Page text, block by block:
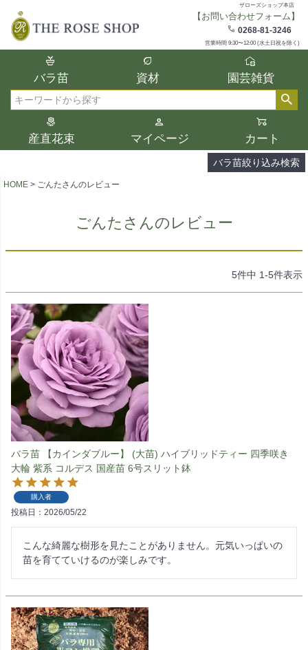
ザローズショップ本店
【お問い合わせフォーム】
0268-81-3246
営業時間 9:30〜12:00 (水土日祝を除く)
バラ苗 資材 園芸雑貨
産直花束 マイページ カート
バラ苗絞り込み検索
在庫
在庫ありのみ表示
検索
複数の条件を選択して絞り込み検索が可能
選択した項目全てに該当する品種のみ検索
結果に表示されます。
タイプ、カラー、ブランドなどは1つずつ選
択してください。
HOME ごんたさんのレビュー
ごんたさんのレビュー
5件中 1-5件表示
バラ苗 【カインダブルー】 (大苗) ハイブリッドティー 四季咲き
大輪 紫系 コルデス 国産苗 6号スリット鉢
購入者
投稿日 2026/05/22
こんな綺麗な樹形を見たことがありません。元気いっぱいの
苗を育てていけるのが楽しみです。